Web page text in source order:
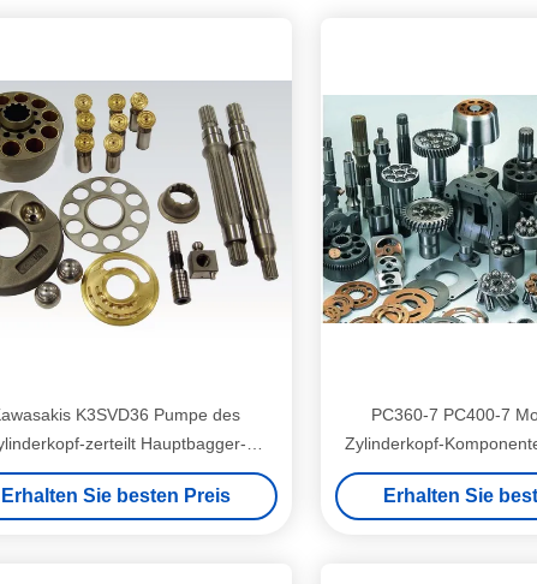
K3SVD36 Pumpe des
zerteilt Hauptbagger-
Block/8T K3V-Reihe
Erhalten Sie besten Preis
PC360-7 PC400-7
Zylinderkopf-
Erhalten Sie